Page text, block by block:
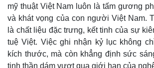
mỹ thuật Việt Nam luôn là tấm gương
và khát vọng của con người Việt Nam.
là chất liệu đặc trưng, kết tinh của sự
tuệ Việt. Việc ghi nhận kỷ lục không
kích thước, mà còn khẳng định sức
tinh thần dám vượt qua giới hạn của